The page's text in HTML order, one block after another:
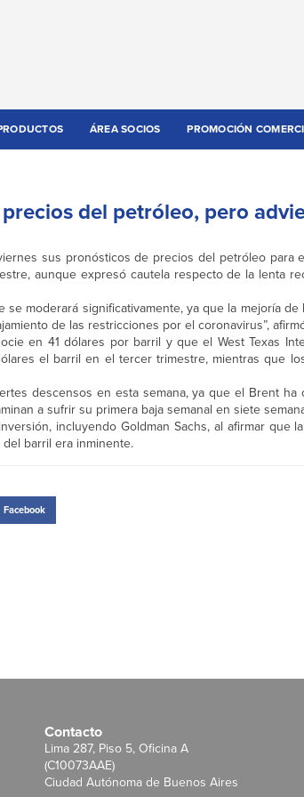
ÁREA SOCIOS PROMOCIÓN
del petróleo, pero
sus pronósticos de precios del petróleo para
aunque expresó cautela respecto de la lenta
moderará significativamente, ya que la mejoría
de las restricciones por el coronavirus”,
en 41 dólares por barril y que el West Texas
el barril en el tercer trimestre, mientras que
descensos en esta semana, ya que el Brent ha
a sufrir su primera baja semanal en siete
incluyendo Goldman Sachs, al afirmar que
barril era inminente.
Facebook
Contacto
Lima 287, Piso 5, Oficina A
(C10073AAE)
Ciudad Autónoma de Buenos Aires